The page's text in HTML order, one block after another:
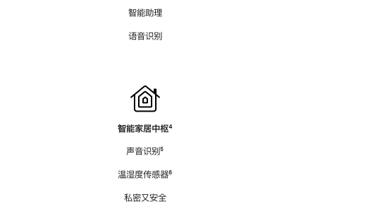
智能助理
语音识别
智能家居中枢脚
⁴
声音识别脚
⁵
温湿度传感器脚
⁶
私密又安全